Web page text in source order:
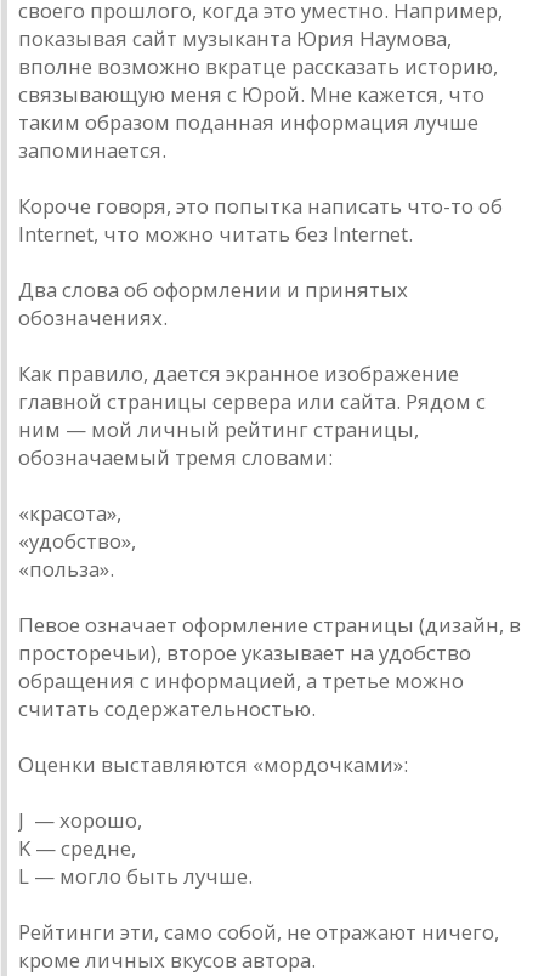
своего прошлого, когда это уместно. Например,
показывая сайт музыканта Юрия Наумова,
вполне возможно вкратце рассказать историю,
связывающую меня с Юрой. Мне кажется, что
таким образом поданная информация лучше
запоминается.
Короче говоря, это попытка написать что-то об
Internet, что можно читать без Internet.
Два слова об оформлении и принятых
обозначениях.
Как правило, дается экранное изображение
главной страницы сервера или сайта. Рядом с
ним — мой личный рейтинг страницы,
обозначаемый тремя словами:
«красота»,
«удобство»,
«польза».
Певое означает оформление страницы (дизайн, в
просторечьи), второе указывает на удобство
обращения с информацией, а третье можно
считать содержательностью.
Оценки выставляются «мордочками»:
J — хорошо,
K — средне,
L — могло быть лучше.
Рейтинги эти, само собой, не отражают ничего,
кроме личных вкусов автора.